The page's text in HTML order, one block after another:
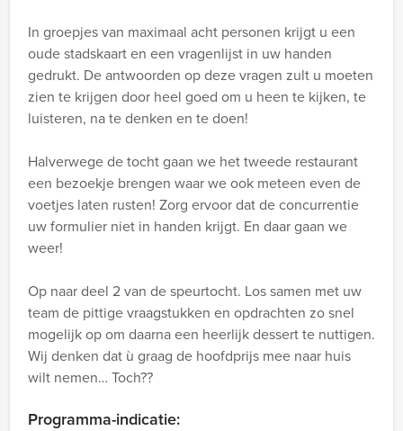
In groepjes van maximaal acht personen krijgt u een
oude stadskaart en een vragenlijst in uw handen
gedrukt. De antwoorden op deze vragen zult u moeten
zien te krijgen door heel goed om u heen te kijken, te
luisteren, na te denken en te doen!
Halverwege de tocht gaan we het tweede restaurant
een bezoekje brengen waar we ook meteen even de
voetjes laten rusten! Zorg ervoor dat de concurrentie
uw formulier niet in handen krijgt. En daar gaan we
weer!
Op naar deel 2 van de speurtocht. Los samen met uw
team de pittige vraagstukken en opdrachten zo snel
mogelijk op om daarna een heerlijk dessert te nuttigen.
Wij denken dat ù graag de hoofdprijs mee naar huis
wilt nemen… Toch??
Programma-indicatie: